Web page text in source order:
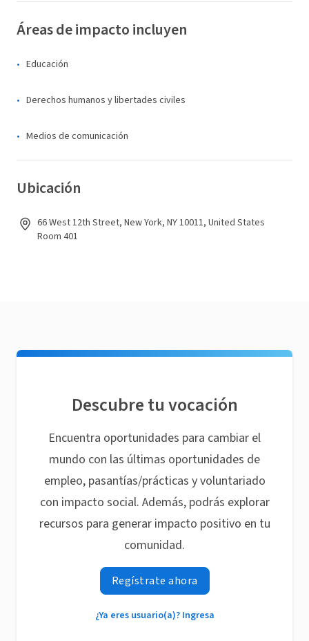
Áreas de impacto incluyen
Educación
Derechos humanos y libertades civiles
Medios de comunicación
Ubicación
66 West 12th Street, New York, NY 10011, United States
Room 401
Descubre tu vocación
Encuentra oportunidades para cambiar el
mundo con las últimas oportunidades de
empleo, pasantías/prácticas y voluntariado
con impacto social. Además, podrás explorar
recursos para generar impacto positivo en tu
comunidad.
Regístrate ahora
¿Ya eres usuario(a)? Ingresa